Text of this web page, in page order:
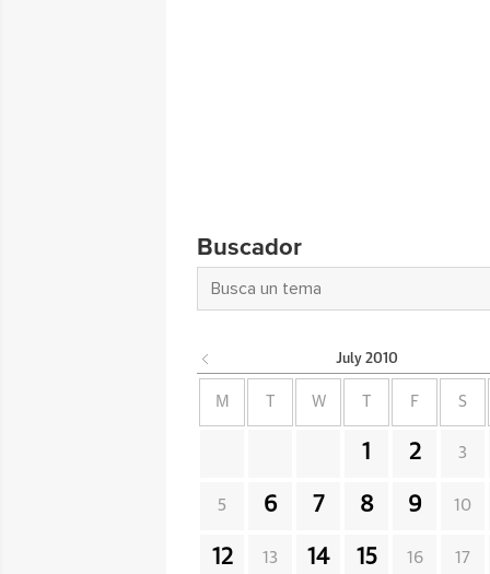
Buscador
July 2010
M W F S
1 2 3
5 6 7 8 9 10
12 13 14 15 16 17